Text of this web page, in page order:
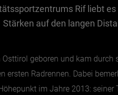
Rif liebt
Stärken auf den langen
Osttirol geboren und kam
ersten Radrennen. Dabei
im Jahre 2013: